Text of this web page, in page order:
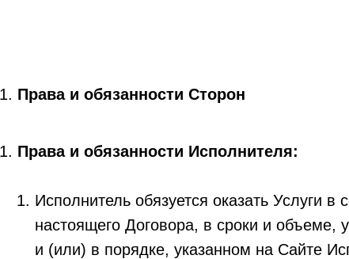
Права и обязанности Сторон
Права и обязанности Исполнителя:
Исполнитель обязуется оказать Услуги в
настоящего Договора, в сроки и объеме,
и (или) в порядке, указанном на Сайте